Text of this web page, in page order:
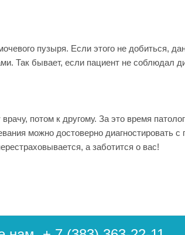
пузыря. Если этого не добиться,
Так бывает, если пациент не соблюдал
потом к другому. За это время
можно достоверно диагностировать
а заботится о вас!